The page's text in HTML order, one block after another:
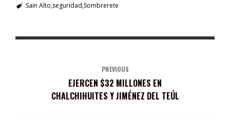
Sain Alto seguridad Sombrerete
PREVIOUS
EJERCEN $32 MILLONES EN
CHALCHIHUITES Y JIMÉNEZ DEL TEÚL